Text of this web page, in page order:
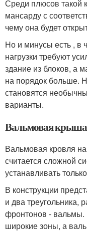
Среди плюсов такой
мансарду с
чему она будет
Но и минусы есть , в
нагрузки требуют
здание из блоков, а
на порядок больше.
становятся
варианты.
Вальмовая крыша
Вальмовая кровля
считается сложной
устанавливать
В конструкции
и два треугольника,
фронтонов - вальмы.
широкие зоны, а